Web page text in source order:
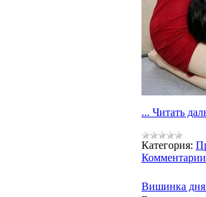
... Читать
Категория:
Вишинка